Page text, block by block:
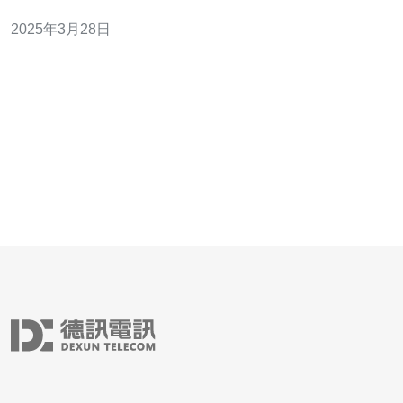
港网站实现安全无忧。 高防服务器是一种专门设计用于保
2025年3月28日